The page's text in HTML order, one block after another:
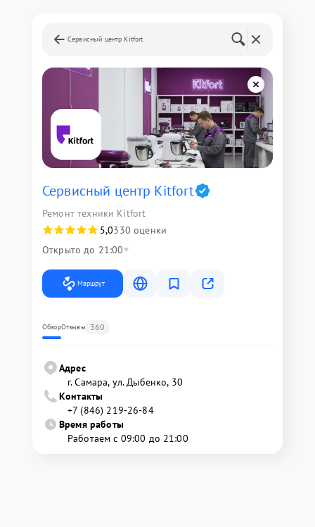
Сервисный центр Kitfort
Сервисный центр Kitfort
Ремонт техники Kitfort
5,0330 оценки
Открыто до 21:00
Маршрут
ОбзорОтзывы 360
Адрес
г. Самара, ул. Дыбенко, 30
Контакты
+7 (846) 219-26-84
Время работы
Работаем с 09:00 до 21:00